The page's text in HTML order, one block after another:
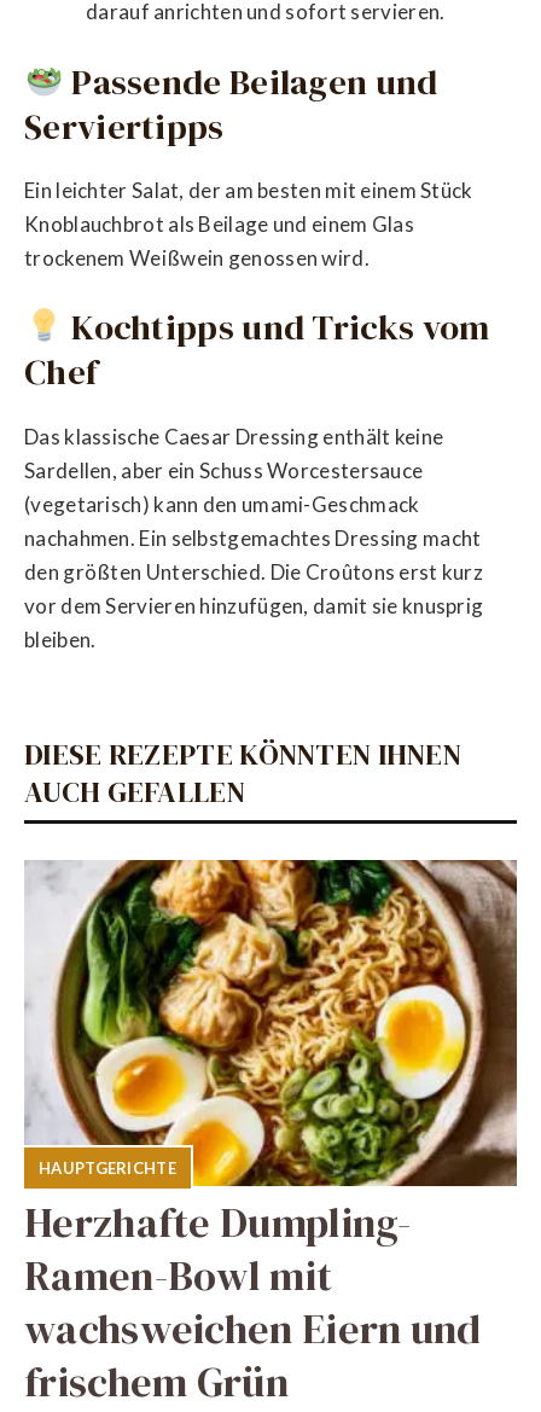
darauf anrichten und sofort servieren.
Passende Beilagen und
Serviertipps
Ein leichter Salat, der am besten mit einem Stück
Knoblauchbrot als Beilage und einem Glas
trockenem Weißwein genossen wird.
Kochtipps und Tricks vom
Chef
Das klassische Caesar Dressing enthält keine
Sardellen, aber ein Schuss Worcestersauce
(vegetarisch) kann den umami-Geschmack
nachahmen. Ein selbstgemachtes Dressing macht
den größten Unterschied. Die Croûtons erst kurz
vor dem Servieren hinzufügen, damit sie knusprig
bleiben.
DIESE REZEPTE KÖNNTEN IHNEN
AUCH GEFALLEN
HAUPTGERICHTE
Herzhafte Dumpling-
Ramen-Bowl mit
wachsweichen Eiern und
frischem Grün